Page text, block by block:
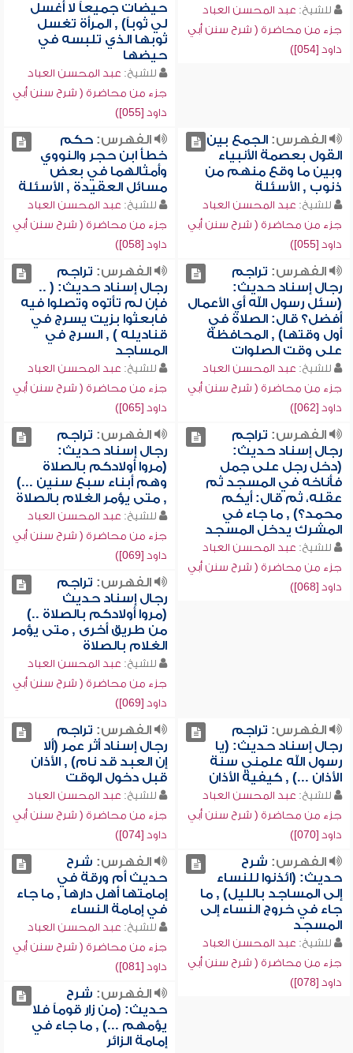
للشيخ: عبد المحسن العباد
جزء من محاضرة ( شرح سنن أبي
داود [054])
حيضات جميعاً لا أغسل
لي ثوباً) , المرأة تغسل
ثوبها الذي تلبسه في
حيضها
للشيخ: عبد المحسن العباد
جزء من محاضرة ( شرح سنن أبي
داود [055])
الفهرس:الجمع بين
القول بعصمة الأنبياء
وبين ما وقع منهم من
ذنوب , الأسئلة
للشيخ: عبد المحسن العباد
جزء من محاضرة ( شرح سنن أبي
داود [055])
الفهرس:حكم
خطأ ابن حجر والنووي
وأمثالهما في بعض
مسائل العقيدة , الأسئلة
للشيخ: عبد المحسن العباد
جزء من محاضرة ( شرح سنن أبي
داود [058])
الفهرس: تراجم
رجال إسناد حديث:
(سئل رسول الله أي الأعمال
أفضل؟ قال: الصلاة في
أول وقتها) , المحافظة
على وقت الصلوات
للشيخ: عبد المحسن العباد
جزء من محاضرة ( شرح سنن أبي
داود [062])
الفهرس: تراجم
رجال إسناد حديث: ( ..
فإن لم تأتوه وتصلوا فيه
فابعثوا بزيت يسرج في
قناديله ) , السرج في
المساجد
للشيخ: عبد المحسن العباد
جزء من محاضرة ( شرح سنن أبي
داود [065])
الفهرس: تراجم
رجال إسناد حديث:
(دخل رجل على جمل
فأناخه في المسجد ثم
عقله، ثم قال: أيكم
محمد؟) , ما جاء في
المشرك يدخل المسجد
للشيخ: عبد المحسن العباد
جزء من محاضرة ( شرح سنن أبي
داود [068])
الفهرس: تراجم
رجال إسناد حديث:
(مروا أولادكم بالصلاة
وهم أبناء سبع سنين ...)
, متى يؤمر الغلام بالصلاة
للشيخ: عبد المحسن العباد
جزء من محاضرة ( شرح سنن أبي
داود [069])
الفهرس: تراجم
رجال إسناد حديث
(مروا أولادكم بالصلاة ..)
من طريق أخرى , متى يؤمر
الغلام بالصلاة
للشيخ: عبد المحسن العباد
جزء من محاضرة ( شرح سنن أبي
داود [069])
الفهرس: تراجم
رجال إسناد حديث: (يا
رسول الله علمني سنة
الأذان ...) , كيفية الأذان
للشيخ: عبد المحسن العباد
جزء من محاضرة ( شرح سنن أبي
داود [070])
الفهرس: تراجم
رجال إسناد أثر عمر (ألا
إن العبد قد نام) , الأذان
قبل دخول الوقت
للشيخ: عبد المحسن العباد
جزء من محاضرة ( شرح سنن أبي
داود [074])
الفهرس: شرح
حديث: (ائذنوا للنساء
إلى المساجد بالليل) , ما
جاء في خروج النساء إلى
المسجد
للشيخ: عبد المحسن العباد
جزء من محاضرة ( شرح سنن أبي
داود [078])
الفهرس: شرح
حديث أم ورقة في
إمامتها أهل دارها , ما جاء
في إمامة النساء
للشيخ: عبد المحسن العباد
جزء من محاضرة ( شرح سنن أبي
داود [081])
الفهرس: شرح
حديث: (من زار قوماً فلا
يؤمهم ...) , ما جاء في
إمامة الزائر